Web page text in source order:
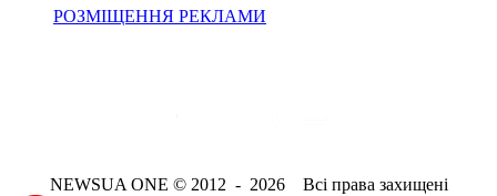
РОЗМІЩЕННЯ РЕКЛАМИ
NEWSUA ONE © 2012 - 2026 Всі права захищені